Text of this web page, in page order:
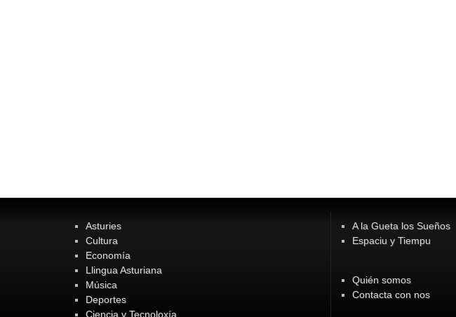
Asturies
Cultura
Economía
Llingua Asturiana
Música
Deportes
Ciencia y Tecnoloxía
A la Gueta los Sueños
Espaciu y Tiempu
Quién somos
Contacta con nos